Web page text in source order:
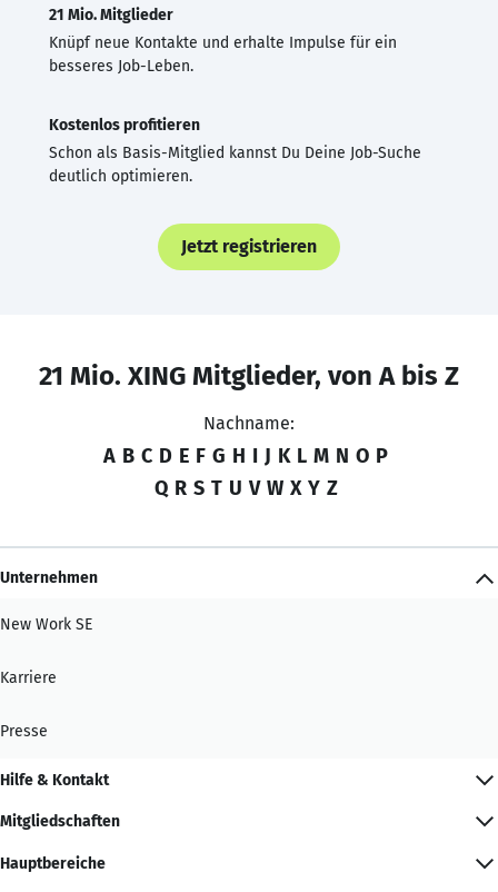
21 Mio. Mitglieder
Knüpf neue Kontakte und erhalte Impulse für ein
besseres Job-Leben.
Kostenlos profitieren
Schon als Basis-Mitglied kannst Du Deine Job-Suche
deutlich optimieren.
Jetzt registrieren
21 Mio. XING Mitglieder, von A bis Z
Nachname:
A B C D E F G H I J K L M N O P
Q R S T U V W X Y Z
Unternehmen
New Work SE
Karriere
Presse
Hilfe & Kontakt
Mitgliedschaften
Hauptbereiche